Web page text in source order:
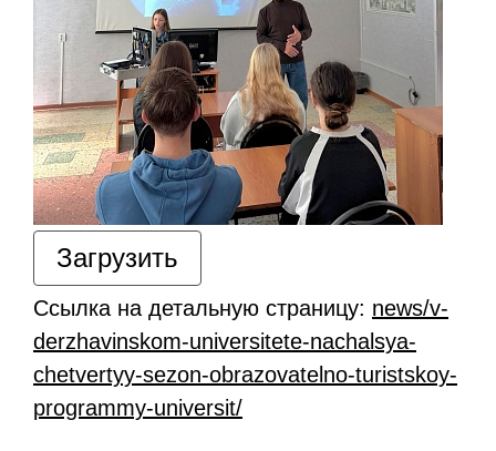
Загрузить
Ссылка на детальную страницу: news/v-
derzhavinskom-universitete-nachalsya-
chetvertyy-sezon-obrazovatelno-turistskoy-
programmy-universit/